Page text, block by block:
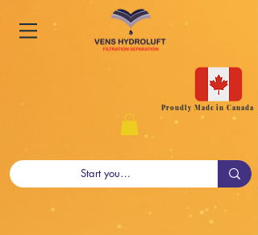
Proudly Made in Canada